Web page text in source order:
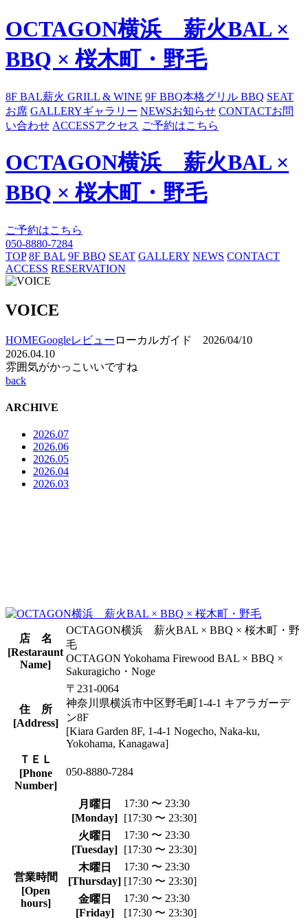
OCTAGON横浜 薪火BAL ×
BBQ × 桜木町・野毛
8F BAL薪火 GRILL & WINE 9F BBQ本格グリル BBQ SEAT
お席 GALLERYギャラリー NEWSお知らせ CONTACTお問
い合わせ ACCESSアクセス ご予約はこちら
OCTAGON横浜 薪火BAL ×
BBQ × 桜木町・野毛
ご予約はこちら
050-8880-7284
TOP 8F BAL 9F BBQ SEAT GALLERY NEWS CONTACT
ACCESS RESERVATION
VOICE
HOMEGoogleレビュー ローカルガイド 2026/04/10
2026.04.10
雰囲気がかっこいいですね
back
ARCHIVE
2026.07
2026.06
2026.05
2026.04
2026.03
店 名
[Restaraunt
Name]
OCTAGON横浜 薪火BAL × BBQ × 桜木町・野
毛
OCTAGON Yokohama Firewood BAL × BBQ ×
Sakuragicho・Noge
住 所
[Address]
〒231-0064
神奈川県横浜市中区野毛町1-4-1 キアラガーデ
ン8F
[Kiara Garden 8F, 1-4-1 Nogecho, Naka-ku,
Yokohama, Kanagawa]
ＴＥＬ
[Phone
Number]
050-8880-7284
営業時間
[Open
hours]
月曜日
[Monday]
17:30 〜 23:30
[17:30 〜 23:30]
火曜日
[Tuesday]
17:30 〜 23:30
[17:30 〜 23:30]
木曜日
[Thursday]
17:30 〜 23:30
[17:30 〜 23:30]
金曜日
[Friday]
17:30 〜 23:30
[17:30 〜 23:30]